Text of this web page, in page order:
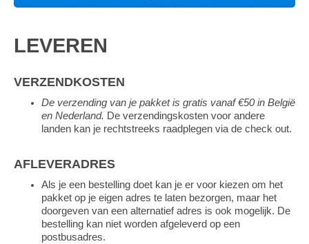
LEVEREN
VERZENDKOSTEN
De verzending van je pakket is gratis vanaf €50 in België
en Nederland. De verzendingskosten voor andere
landen kan je rechtstreeks raadplegen via de check out.
AFLEVERADRES
Als je een bestelling doet kan je er voor kiezen om het
pakket op je eigen adres te laten bezorgen, maar het
doorgeven van een alternatief adres is ook mogelijk. De
bestelling kan niet worden afgeleverd op een
postbusadres.